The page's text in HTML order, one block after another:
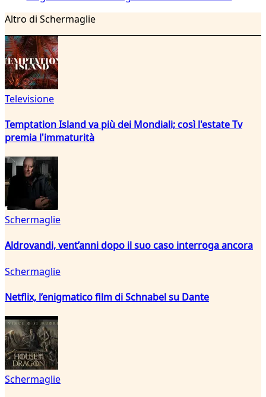
Altro di Schermaglie
Televisione
Temptation Island va più dei Mondiali; così l'estate Tv
premia l'immaturità
Schermaglie
Aldrovandi, vent’anni dopo il suo caso interroga ancora
Schermaglie
Netflix, l’enigmatico film di Schnabel su Dante
Schermaglie